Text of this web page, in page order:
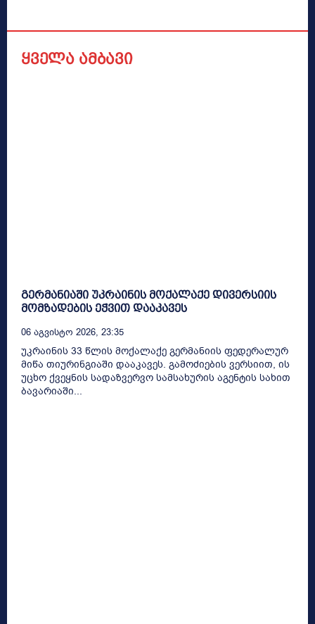
ყველა ამბავი
გერმანიაში უკრაინის მოქალაქე დივერსიის
მომზადების ეჭვით დააკავეს
06 Აგვისტო 2026, 23:35
უკრაინის 33 წლის მოქალაქე გერმანიის ფედერალურ
მიწა თიურინგიაში დააკავეს. გამოძიების ვერსიით, ის
უცხო ქვეყნის სადაზვერვო სამსახურის აგენტის სახით
ბავარიაში...